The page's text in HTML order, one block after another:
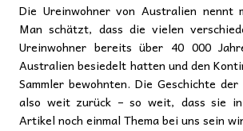
Die Ureinwohner von Australien nennt
Man schätzt, dass die vielen
Ureinwohner bereits über 40 000
Australien besiedelt hatten und den
Sammler bewohnten. Die Geschichte
also weit zurück – so weit, dass sie in
Artikel noch einmal Thema bei uns sein